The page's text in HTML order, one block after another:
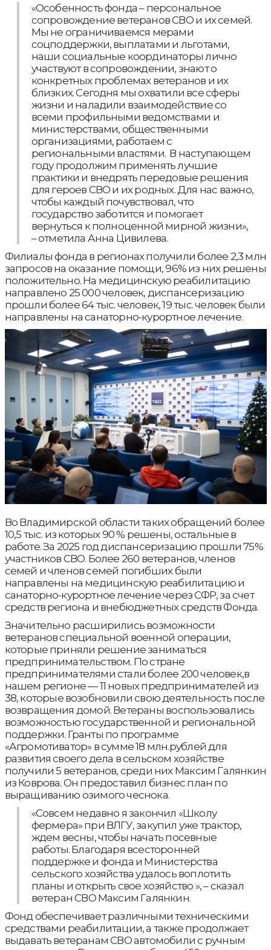
«Особенность фонда – персональное
сопровождение ветеранов СВО и их семей.
Мы не ограничиваемся мерами
соцподдержки, выплатами и льготами,
наши социальные координаторы лично
участвуют в сопровождении, знают о
конкретных проблемах ветеранов и их
близких. Сегодня мы охватили все сферы
жизни и наладили взаимодействие со
всеми профильными ведомствами и
министерствами, общественными
организациями, работаем с
региональными властями. В наступающем
году продолжим применять лучшие
практики и внедрять передовые решения
для героев СВО и их родных. Для нас важно,
чтобы каждый почувствовал, что
государство заботится и помогает
вернуться к полноценной мирной жизни»,
– отметила Анна Цивилева.
Филиалы фонда в регионах получили более 2,3 млн
запросов на оказание помощи, 96% из них решены
положительно. На медицинскую реабилитацию
направлено 25 000 человек, диспансеризацию
прошли более 64 тыс. человек, 19 тыс. человек были
направлены на санаторно-курортное лечение.
Во Владимирской области таких обращений более
10,5 тыс. из которых 90 % решены, остальные в
работе. За 2025 год диспансеризацию прошли 75%
участников СВО. Более 260 ветеранов, членов
семей и членов семей погибших были
направлены на медицинскую реабилитацию и
санаторно-курортное лечение через СФР, за счет
средств региона и внебюджетных средств Фонда.
Значительно расширились возможности
ветеранов специальной военной операции,
которые приняли решение заниматься
предпринимательством. По стране
предпринимателями стали более 200 человек,в
нашем регионе — 11 новых предпринимателей из
38, которые возобновили свою деятельность после
возвращения домой. Ветераны воспользовались
возможностью государственной и региональной
поддержки. Гранты по программе
«Агромотиватор» в сумме 18 млн.рублей для
развития своего дела в сельском хозяйстве
получили 5 ветеранов, среди них Максим Галянкин
из Коврова. Он предоставил бизнес план по
выращиванию озимого чеснока.
«Совсем недавно я закончил «Школу
фермера» при ВЛГУ, закупил уже трактор,
ждем весны, чтобы начать посевные
работы. Благодаря всесторонней
поддержке и фонда и Министерства
сельского хозяйства удалось воплотить
планы и открыть свое хозяйство », – сказал
ветеран СВО Максим Галянкин.
Фонд обеспечивает различными техническими
средствами реабилитации, а также продолжает
выдавать ветеранам СВО автомобили с ручным